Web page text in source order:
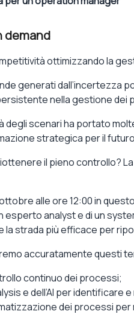
demand
ottimizzando la
generati dall’incertezza
nella gestione dei
degli scenari ha portato
strategica per il
il pieno controllo?
alle ore 12:00in
esperto analyst e di un
la strada più efficace per
accuratamente questi
continuodei processi;
e dell’AI per identificare
dei processi per